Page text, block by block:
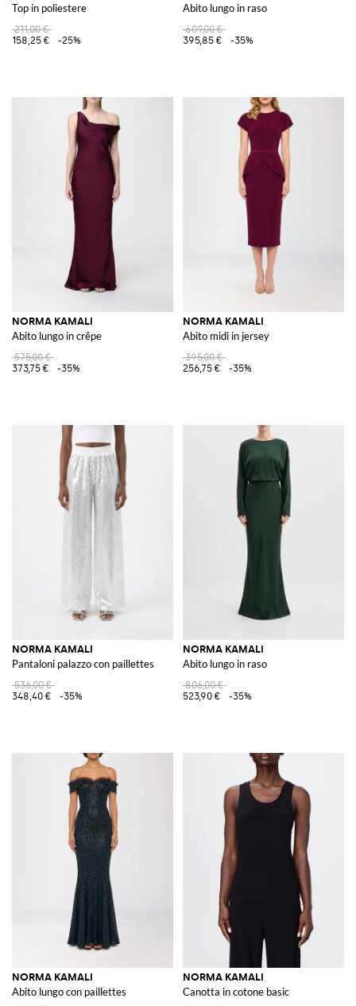
Top in poliestere
211,00 €
158,25 €
-25%
Abito lungo in raso
609,00 €
395,85 €
-35%
NORMA KAMALI
Abito lungo in crêpe
575,00 €
373,75 €
-35%
NORMA KAMALI
Abito midi in jersey
395,00 €
256,75 €
-35%
NORMA KAMALI
Pantaloni palazzo con paillettes
536,00 €
348,40 €
-35%
NORMA KAMALI
Abito lungo in raso
806,00 €
523,90 €
-35%
NORMA KAMALI
Abito lungo con paillettes
NORMA KAMALI
Canotta in cotone basic